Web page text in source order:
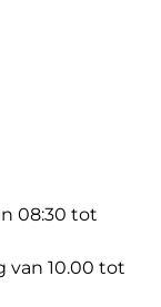
08:30 tot
van 10.00 tot